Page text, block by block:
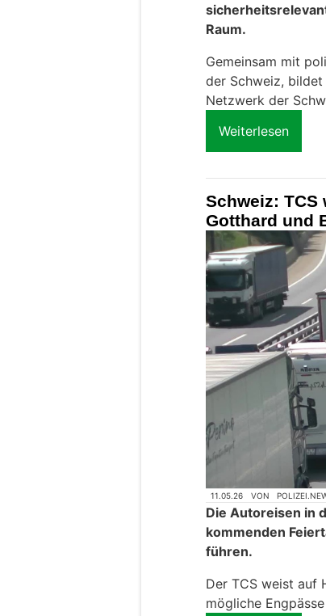
Raum.
Gemeinsam mit
der Schweiz,
Netzwerk der
Weiterlesen
Schweiz: TCS
Gotthard und
11.05.26 VON
Die Autoreisen in
kommenden
führen.
Der TCS weist auf
mögliche